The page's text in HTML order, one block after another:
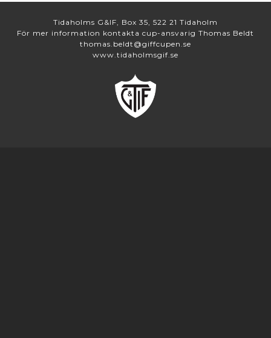
Tidaholms G&IF, Box 35, 522 21 Tidaholm
För mer information kontakta cup-ansvarig Thomas Beldt
thomas.beldt@giffcupen.se
www.tidaholmsgif.se